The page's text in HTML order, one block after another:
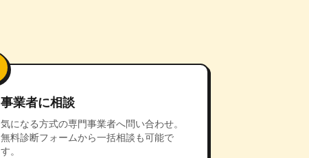
事業者に相談
気になる方式の専門事業者へ問い合わせ。
無料診断フォームから一括相談も可能で
す。